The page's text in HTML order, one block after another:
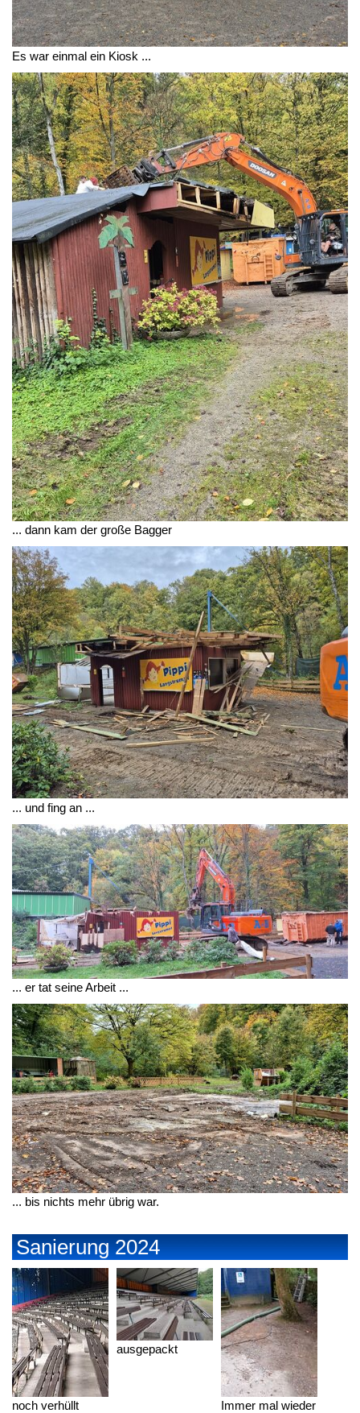
Es war einmal ein Kiosk ...
... dann kam der große Bagger
... und fing an ...
... er tat seine Arbeit ...
... bis nichts mehr übrig war.
Sanierung 2024
noch verhüllt
ausgepackt
Immer mal wieder